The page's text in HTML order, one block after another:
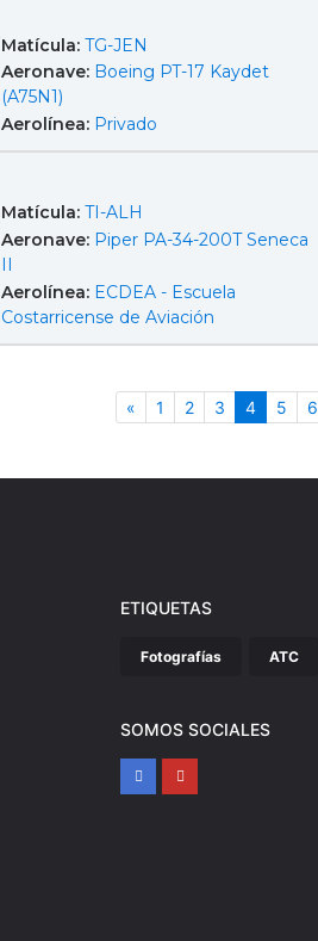
Matícula: TG-JEN
Aeronave: Boeing PT-17 Kaydet
(A75N1)
Aerolínea: Privado
Matícula: TI-ALH
Aeronave: Piper PA-34-200T Seneca
II
Aerolínea: ECDEA - Escuela
Costarricense de Aviación
«Anterior
1 2 3 4(actual)
5 6
ETIQUETAS
Fotografías ATC
SOMOS SOCIALES